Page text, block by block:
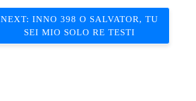
NEXT: INNO 398 O SALVATOR, TU
SEI MIO SOLO RE TESTI